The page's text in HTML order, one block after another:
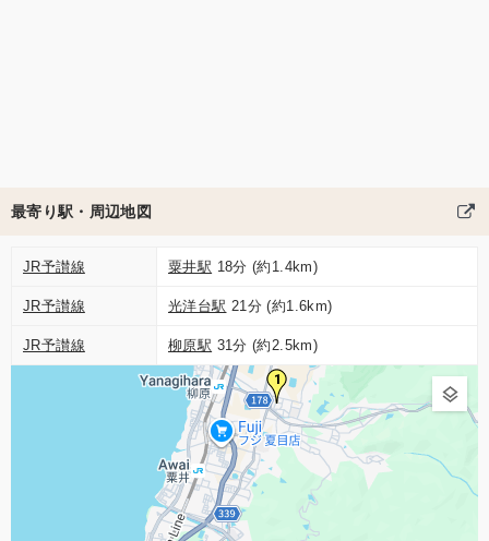
最寄り駅・周辺地図
JR予讃線 粟井駅 18分 (約1.4km)
JR予讃線 光洋台駅 21分 (約1.6km)
JR予讃線 柳原駅 31分 (約2.5km)
1